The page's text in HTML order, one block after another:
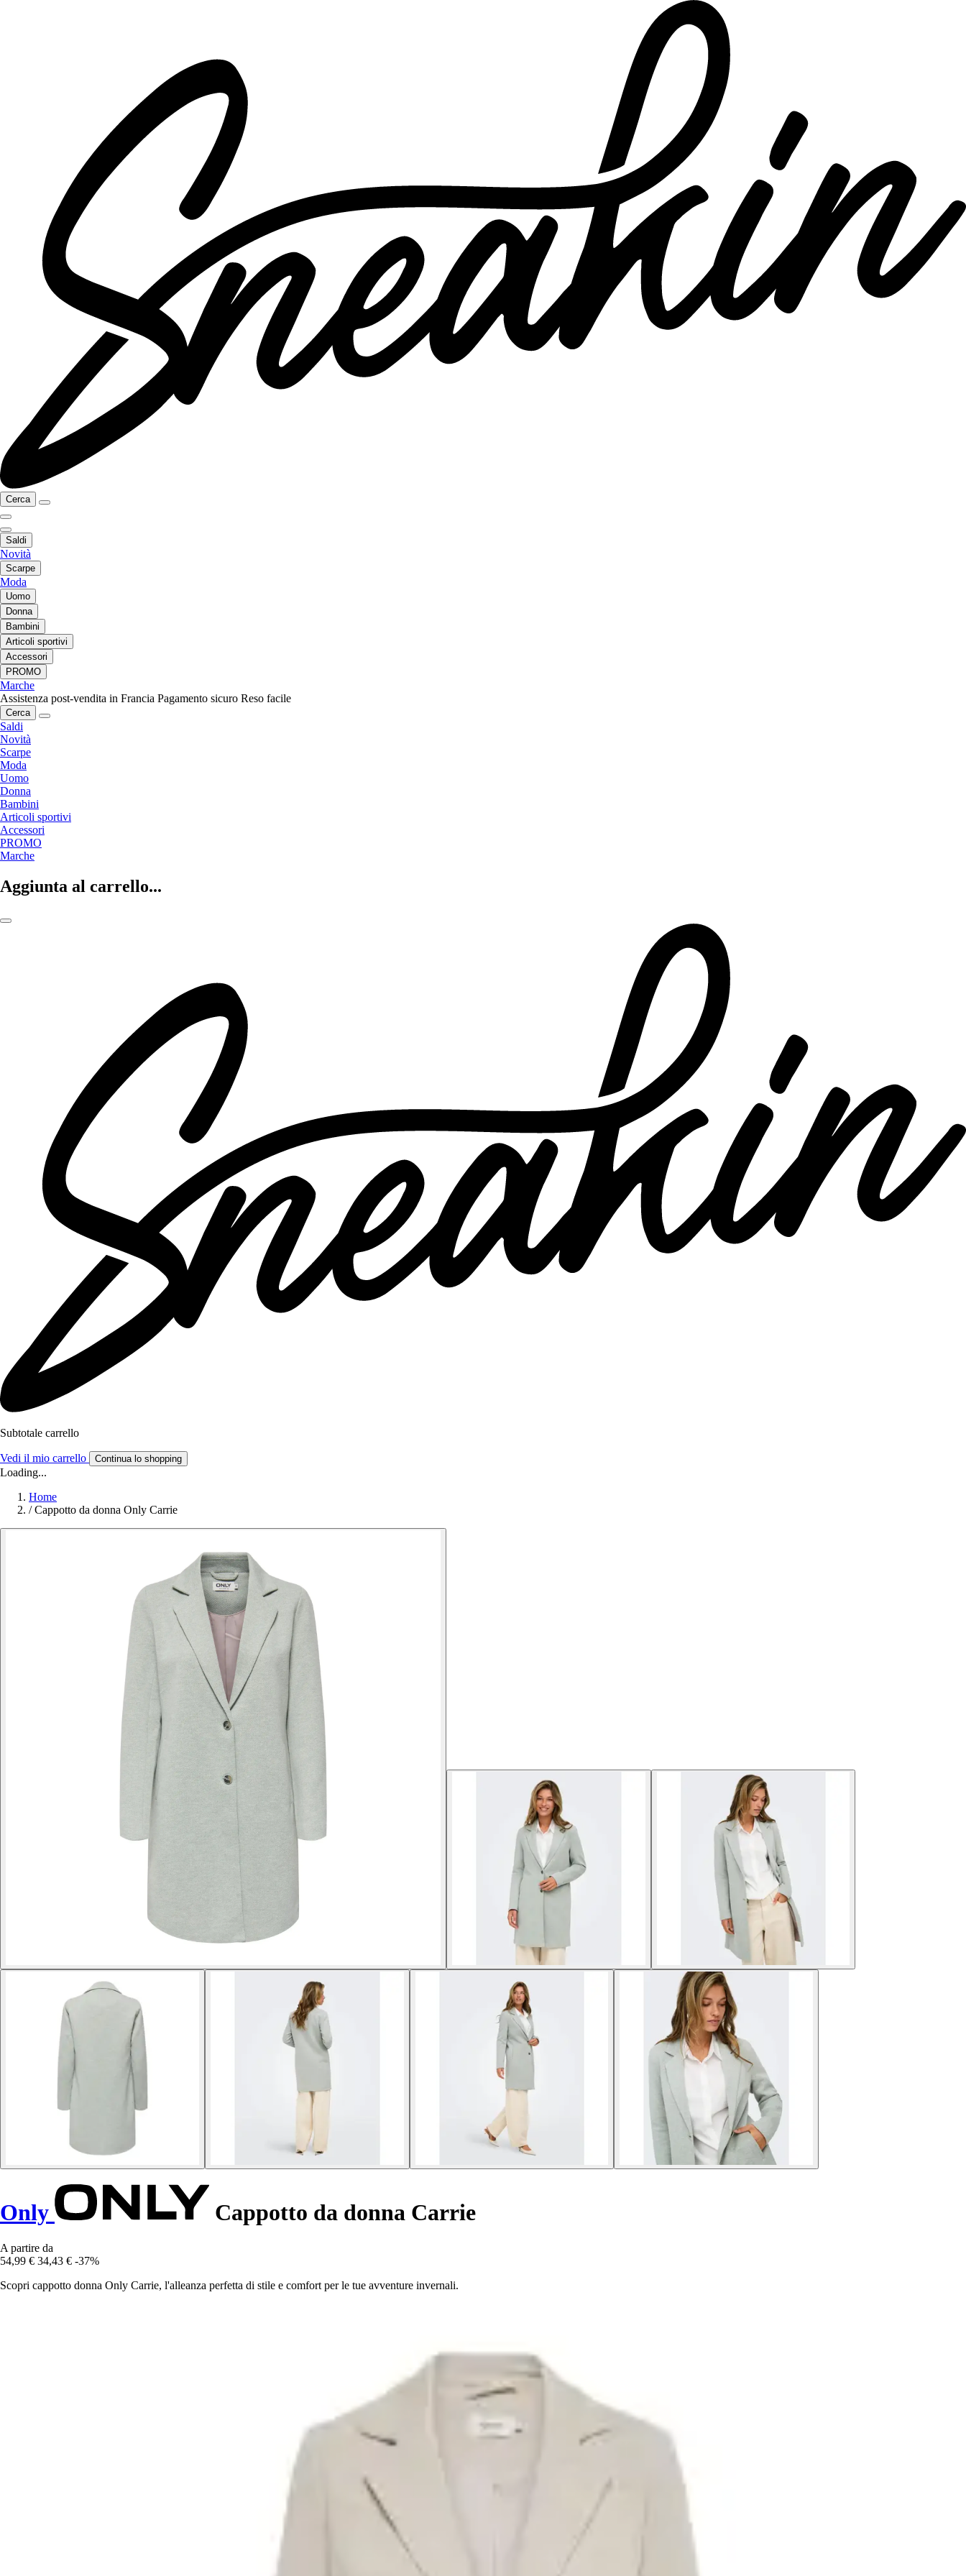
Cerca
Saldi
Novità
Scarpe
Moda
Uomo
Donna
Bambini
Articoli sportivi
Accessori
PROMO
Marche
Assistenza post-vendita in Francia Pagamento sicuro Reso facile
Cerca
Saldi
Novità
Scarpe
Moda
Uomo
Donna
Bambini
Articoli sportivi
Accessori
PROMO
Marche
Aggiunta al carrello...
Subtotale carrello
Vedi il mio carrello Continua lo shopping
Loading...
Home
/ Cappotto da donna Only Carrie
Only Cappotto da donna Carrie
A partire da
54,99 € 34,43 € -37%
Scopri cappotto donna Only Carrie, l'alleanza perfetta di stile e comfort per le tue avventure invernali.